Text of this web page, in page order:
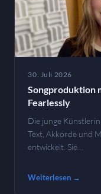
30. Juli 2026
Songproduktion
Fearlessly
Die junge
Text, Akkorde und
entwickelt. Sie…
Weiterlesen →